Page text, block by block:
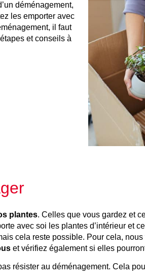
déménagement,
les emporter avec
il faut
et conseils à
plantes. Celles que vous gardez et
avec soi les plantes d’intérieur et
cela reste possible. Pour cela, nous
et vérifiez également si elles
résister au déménagement. Cela